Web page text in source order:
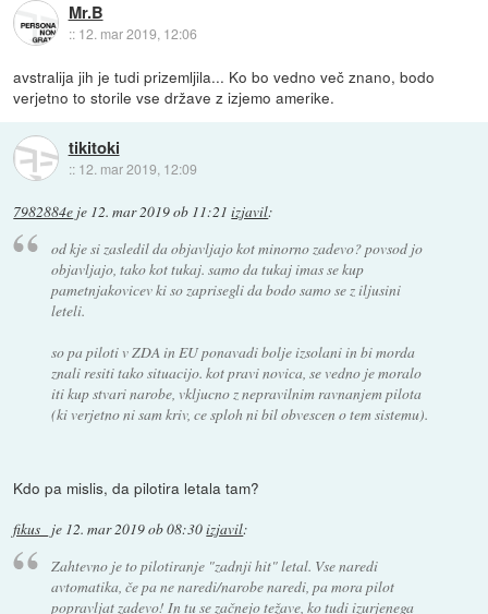
Mr.B
:: 12. mar 2019, 12:06
avstralija jih je tudi prizemljila... Ko bo vedno več znano, bodo
verjetno to storile vse države z izjemo amerike.
tikitoki
:: 12. mar 2019, 12:09
7982884e je 12. mar 2019 ob 11:21 izjavil:
od kje si zasledil da objavljajo kot minorno zadevo? povsod jo
objavljajo, tako kot tukaj. samo da tukaj imas se kup
pametnjakovicev ki so zaprisegli da bodo samo se z iljusini
leteli.
so pa piloti v ZDA in EU ponavadi bolje izsolani in bi morda
znali resiti tako situacijo. kot pravi novica, se vedno je moralo
iti kup stvari narobe, vkljucno z nepravilnim ravnanjem pilota
(ki verjetno ni sam kriv, ce sploh ni bil obvescen o tem sistemu).
Kdo pa mislis, da pilotira letala tam?
fikus_ je 12. mar 2019 ob 08:30izjavil:
Zahtevno je to pilotiranje "zadnji hit" letal. Vse naredi
avtomatika, če pa ne naredi/narobe naredi, pa mora pilot
popravljat zadevo! In tu se začnejo težave, ko tudi izurjenega